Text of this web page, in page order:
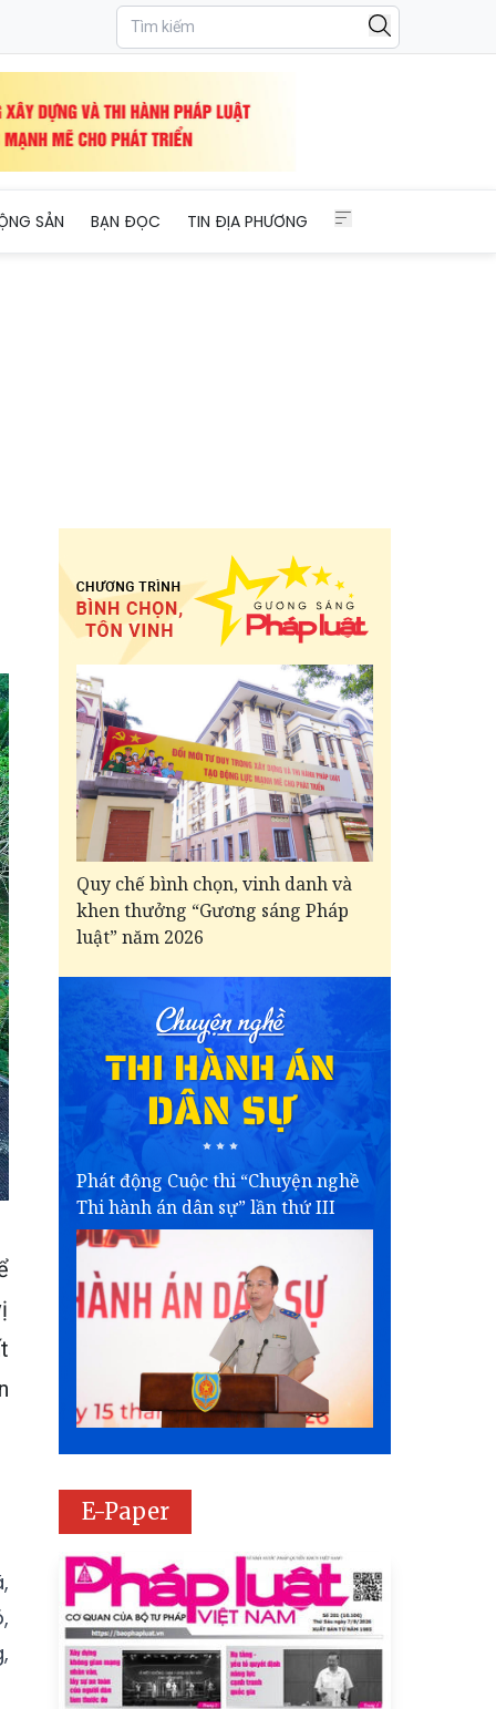
SẢN BẠN ĐỌC TIN ĐỊA PHƯƠNG
Quy chế bình chọn, vinh danh và
khen thưởng “Gương sáng Pháp
luật” năm 2026
Phát động Cuộc thi “Chuyện nghề
Thi hành án dân sự” lần thứ III
E-Paper